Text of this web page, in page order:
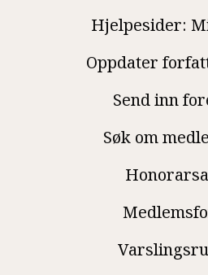
Hjelpesider:
Oppdater
Send inn
Søk om